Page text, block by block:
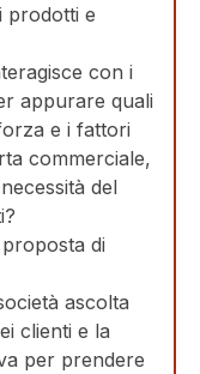
prodotti e
con i
appurare quali
e i fattori
commerciale,
del
di
ascolta
clienti e la
per prendere